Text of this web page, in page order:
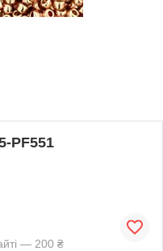
PF551
— 200 ₴